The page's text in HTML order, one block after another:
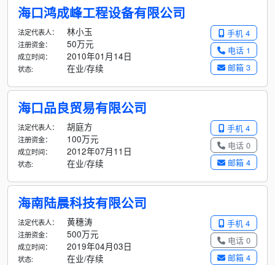
海口鸿成峰工程设备有限公司
手机 4
电话 1
邮箱 3
法定代表人： 林小玉
注册资金： 50万元
成立时间： 2010年01月14日
状态: 在业/存续
海口品良贸易有限公司
手机 4
电话 0
邮箱 4
法定代表人： 胡庭方
注册资金： 100万元
成立时间： 2012年07月11日
状态: 在业/存续
海南陆晨科技有限公司
手机 4
电话 0
邮箱 4
法定代表人： 黄穗涛
注册资金： 500万元
成立时间： 2019年04月03日
状态: 在业/存续